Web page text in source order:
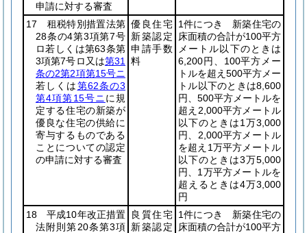
申請に対する審査
17 租税特別措置法第
28条の4第3項第7号
ロ若しくは第63条第
3項第7号ロ又は第31
条の2第2項第15号ニ
若しくは第62条の3
第4項第15号ニ に規
定する住宅の新築が
優良な住宅の供給に
寄与するものである
ことについての認定
の申請に対する審査
優良住宅
新築認定
申請手数
料
1件につき 新築住宅の
床面積の合計が100平方
メートル以下のときは
6,200円、100平方メー
トルを超え500平方メー
トル以下のときは8,600
円、500平方メートルを
超え2,000平方メートル
以下のときは1万3,000
円、2,000平方メートル
を超え1万平方メートル
以下のときは3万5,000
円、1万平方メートルを
超えるときは4万3,000
円
18 平成10年改正措置
法附則第20条第3項
良質住宅
新築認定
1件につき 新築住宅の
床面積の合計が100平方